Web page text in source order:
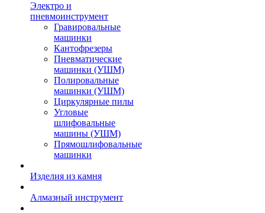
Электро и
пневмоинструмент
Гравировальные
машинки
Кантофрезеры
Пневматические
машинки (УШМ)
Полировальные
машинки (УШМ)
Циркулярные пилы
Угловые
шлифовальные
машины (УШМ)
Прямошлифовальные
машинки
Изделия из камня
Алмазный инструмент